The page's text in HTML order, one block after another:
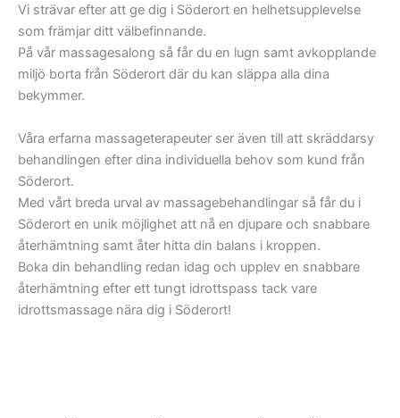
Vi strävar efter att ge dig i Söderort en helhetsupplevelse
som främjar ditt välbefinnande.
På vår massagesalong så får du en lugn samt avkopplande
miljö borta från Söderort där du kan släppa alla dina
bekymmer.
Våra erfarna massageterapeuter ser även till att skräddarsy
behandlingen efter dina individuella behov som kund från
Söderort.
Med vårt breda urval av massagebehandlingar så får du i
Söderort en unik möjlighet att nå en djupare och snabbare
återhämtning samt åter hitta din balans i kroppen.
Boka din behandling redan idag och upplev en snabbare
återhämtning efter ett tungt idrottspass tack vare
idrottsmassage nära dig i Söderort!